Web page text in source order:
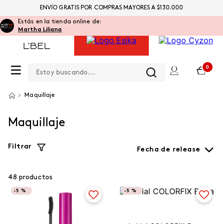
Estás en la tienda online de:
Martha Liliana
0
ENVÍO GRATIS POR COMPRAS MAYORES A $130.000
Maquillaje
Maquillaje
Filtrar Fecha de release
48 productos
-5 % -5 %